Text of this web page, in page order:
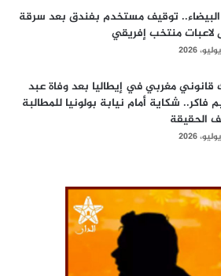
البيضاء.. توقيف مستخدم بفندق بعد سرقة
لاعبات منتخب إفريقي
قانوني مغربي في إيطاليا بعد وفاة عبد
فاكر.. شكاية أمام نيابة بولونيا للمطالبة
الحقيقة